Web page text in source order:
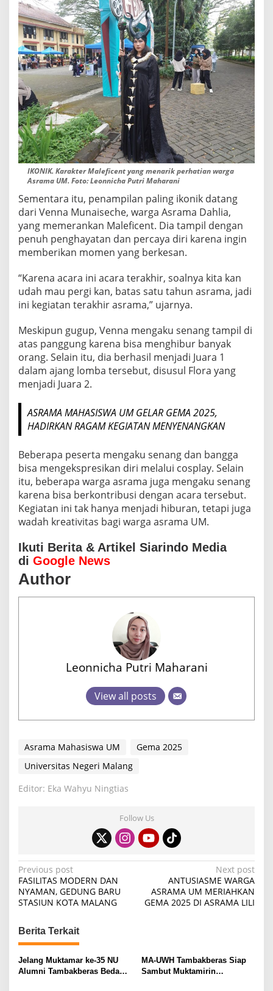
IKONIK. Karakter Maleficent yang menarik perhatian warga
Asrama UM. Foto: Leonnicha Putri Maharani
Sementara itu, penampilan paling ikonik datang
dari Venna Munaiseche, warga Asrama Dahlia,
yang memerankan Maleficent. Dia tampil dengan
penuh penghayatan dan percaya diri karena ingin
memberikan momen yang berkesan.
“Karena acara ini acara terakhir, soalnya kita kan
udah mau pergi kan, batas satu tahun asrama, jadi
ini kegiatan terakhir asrama,” ujarnya.
Meskipun gugup, Venna mengaku senang tampil di
atas panggung karena bisa menghibur banyak
orang. Selain itu, dia berhasil menjadi Juara 1
dalam ajang lomba tersebut, disusul Flora yang
menjadi Juara 2.
ASRAMA MAHASISWA UM GELAR GEMA 2025,
HADIRKAN RAGAM KEGIATAN MENYENANGKAN
Beberapa peserta mengaku senang dan bangga
bisa mengekspresikan diri melalui cosplay. Selain
itu, beberapa warga asrama juga mengaku senang
karena bisa berkontribusi dengan acara tersebut.
Kegiatan ini tak hanya menjadi hiburan, tetapi juga
wadah kreativitas bagi warga asrama UM.
Ikuti Berita & Artikel Siarindo Media
di Google News
Author
Leonnicha Putri Maharani
View all posts
Asrama Mahasiswa UM
Gema 2025
Universitas Negeri Malang
Editor: Eka Wahyu Ningtias
Follow Us
P
o
s
t
n
a
v
Previous post
FASILITAS MODERN DAN
NYAMAN, GEDUNG BARU
STASIUN KOTA MALANG
Next post
ANTUSIASME WARGA
ASRAMA UM MERIAHKAN
GEMA 2025 DI ASRAMA LILI
Berita Terkait
Jelang Muktamar ke-35 NU
Alumni Tambakberas Bedah
MA-UWH Tambakberas Siap
Sambut Muktamirin